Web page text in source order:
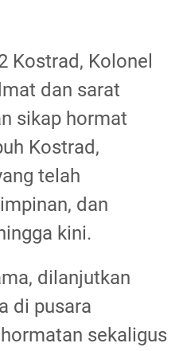
Kostrad, Kolonel
dan sarat
sikap hormat
Kostrad,
telah
dan
kini.
dilanjutkan
di pusara
sekaligus